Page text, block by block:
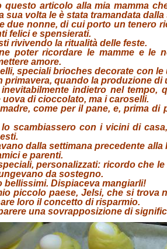
questo articolo alla mia mamma
sua volta le è stata tramandata dalla
due nonne, di cui porto un tenero
felici e spensierati.
rivivendo la ritualità delle feste.
poter ricordare le mamme e
amore.
speciali brioches decorate con
primavera, quando la produzione di
indietro nel
di cioccolato, ma i caroselli.
come per il pane, e, prima
scambiassero con i vicini di
dalla settimana precedente
e parenti.
personalizzati: ricordo che
da sostegno.
bellissimi. Dispiaceva mangiarli!
piccolo paese, Jelsi, che si
loro il concetto di risparmio.
una sovrapposizione di